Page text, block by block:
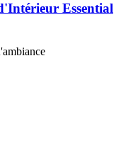
Essential